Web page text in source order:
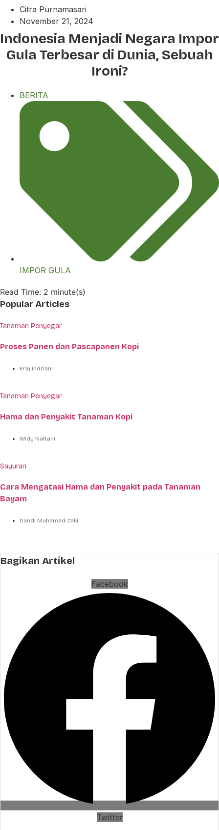
Citra Purnamasari
November 21, 2024
Indonesia Menjadi Negara Impor
Gula Terbesar di Dunia, Sebuah
Ironi?
BERITA
IMPOR GULA
Read Time: 2 minute(s)
Popular Articles
Tanaman Penyegar
Proses Panen dan Pascapanen Kopi
Erly Indriani
Tanaman Penyegar
Hama dan Penyakit Tanaman Kopi
Widy Naftani
Sayuran
Cara Mengatasi Hama dan Penyakit pada Tanaman
Bayam
Dandi Muhamad Zaki
Bagikan Artikel
Facebook
Twitter